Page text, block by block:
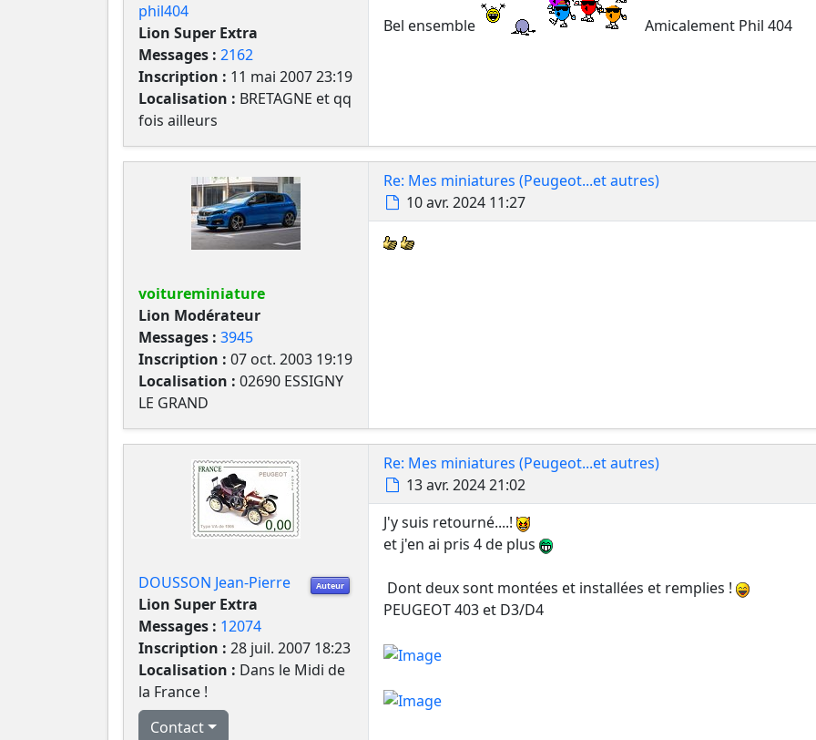
phil404
Lion Super Extra
Messages : 2162
Inscription : 11 mai 2007 23:19
Localisation : BRETAGNE et qq
fois ailleurs
Bel ensemble Amicalement Phil 404
voitureminiature
Lion Modérateur
Messages : 3945
Inscription : 07 oct. 2003 19:19
Localisation : 02690 ESSIGNY
LE GRAND
Re: Mes miniatures (Peugeot...et autres)
Message
10 avr. 2024 11:27
Auteur
DOUSSON Jean-Pierre
Lion Super Extra
Messages : 12074
Inscription : 28 juil. 2007 18:23
Localisation : Dans le Midi de
la France !
Contact
Re: Mes miniatures (Peugeot...et autres)
Message
13 avr. 2024 21:02
J'y suis retourné....!
et j'en ai pris 4 de plus
Dont deux sont montées et installées et remplies !
PEUGEOT 403 et D3/D4